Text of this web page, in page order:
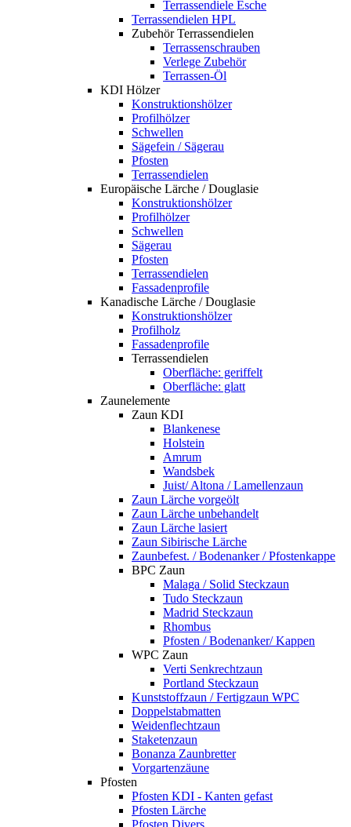
Terrassendiele Esche
Terrassendielen HPL
Zubehör Terrassendielen
Terrassenschrauben
Verlege Zubehör
Terrassen-Öl
KDI Hölzer
Konstruktionshölzer
Profilhölzer
Schwellen
Sägefein / Sägerau
Pfosten
Terrassendielen
Europäische Lärche / Douglasie
Konstruktionshölzer
Profilhölzer
Schwellen
Sägerau
Pfosten
Terrassendielen
Fassadenprofile
Kanadische Lärche / Douglasie
Konstruktionshölzer
Profilholz
Fassadenprofile
Terrassendielen
Oberfläche: geriffelt
Oberfläche: glatt
Zaunelemente
Zaun KDI
Blankenese
Holstein
Amrum
Wandsbek
Juist/ Altona / Lamellenzaun
Zaun Lärche vorgeölt
Zaun Lärche unbehandelt
Zaun Lärche lasiert
Zaun Sibirische Lärche
Zaunbefest. / Bodenanker / Pfostenkappe
BPC Zaun
Malaga / Solid Steckzaun
Tudo Steckzaun
Madrid Steckzaun
Rhombus
Pfosten / Bodenanker/ Kappen
WPC Zaun
Verti Senkrechtzaun
Portland Steckzaun
Kunststoffzaun / Fertigzaun WPC
Doppelstabmatten
Weidenflechtzaun
Staketenzaun
Bonanza Zaunbretter
Vorgartenzäune
Pfosten
Pfosten KDI - Kanten gefast
Pfosten Lärche
Pfosten Divers